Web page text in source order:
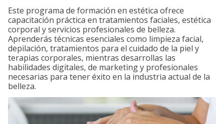
Este programa de formación en estética ofrece
capacitación práctica en tratamientos faciales, estética
corporal y servicios profesionales de belleza.
Aprenderás técnicas esenciales como limpieza facial,
depilación, tratamientos para el cuidado de la piel y
terapias corporales, mientras desarrollas las
habilidades digitales, de marketing y profesionales
necesarias para tener éxito en la industria actual de la
belleza.